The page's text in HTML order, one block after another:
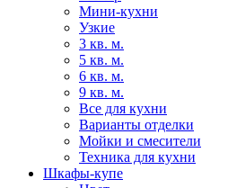
Мини-кухни
Узкие
3 кв. м.
5 кв. м.
6 кв. м.
9 кв. м.
Все для кухни
Варианты отделки
Мойки и смесители
Техника для кухни
Шкафы-купе